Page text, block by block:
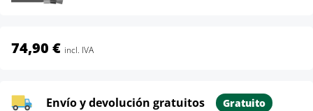
74,90 € incl. IVA
Envío y devolución gratuitos Gratuito